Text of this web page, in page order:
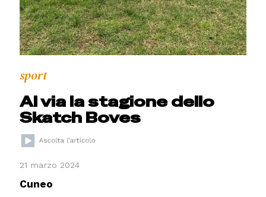
sport
Al via la stagione dello
Skatch Boves
21 marzo 2024
Cuneo